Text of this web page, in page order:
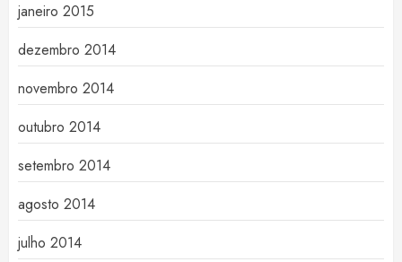
janeiro 2015
dezembro 2014
novembro 2014
outubro 2014
setembro 2014
agosto 2014
julho 2014